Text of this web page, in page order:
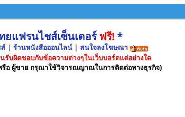
ยแฟรนไชส์เซ็นเตอร์ฟรี! *
| ร้านหนังสือออนไลน์ | สนใจลงโฆษณา
บผิดชอบกับข้อความต่างๆในเว็บบอร์ดแต่อย่างใด
รือ ผู้ขาย กรุณาใช้วิจารณญาณในการติดต่อทางธุรกิจ)